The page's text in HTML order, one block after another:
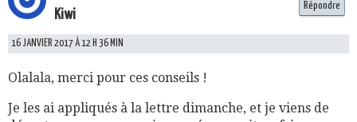
Kiwi
16 JANVIER 2017 À 12 H 36 MIN
Olalala, merci pour ces conseils !
Je les ai appliqués à la lettre dimanche, et je viens de
Répondre